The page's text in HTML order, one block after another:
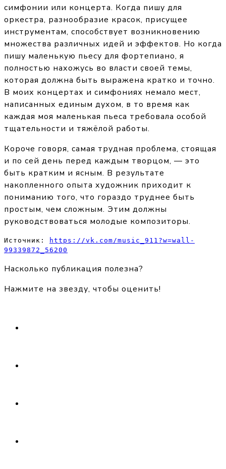
симфонии или концерта. Когда пишу для
оркестра, разнообразие красок, присущее
инструментам, способствует возникновению
множества различных идей и эффектов. Но когда
пишу маленькую пьесу для фортепиано, я
полностью нахожусь во власти своей темы,
которая должна быть выражена кратко и точно.
В моих концертах и симфониях немало мест,
написанных единым духом, в то время как
каждая моя маленькая пьеса требовала особой
тщательности и тяжёлой работы.
Короче говоря, самая трудная проблема, стоящая
и по сей день перед каждым творцом, — это
быть кратким и ясным. В результате
накопленного опыта художник приходит к
пониманию того, что гораздо труднее быть
простым, чем сложным. Этим должны
руководствоваться молодые композиторы.
Источник:
https://vk.com/music_911?w=wall-
99339872_56200
Насколько публикация полезна?
Нажмите на звезду, чтобы оценить!